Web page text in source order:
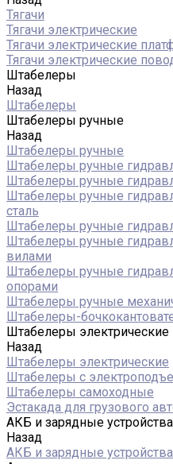
Тягачи
Тягачи электрические
Тягачи электрические
Тягачи электрические
Штабелеры
Назад
Штабелеры
Штабелеры ручные
Назад
Штабелеры ручные
Штабелеры ручные
Штабелеры ручные
Штабелеры ручные
сталь
Штабелеры ручные
Штабелеры ручные
вилами
Штабелеры ручные
опорами
Штабелеры ручные
Штабелеры-
Штабелеры электрические
Назад
Штабелеры электрические
Штабелеры с
Штабелеры самоходные
Эстакада для грузового
АКБ и зарядные устройства
Назад
АКБ и зарядные устройства